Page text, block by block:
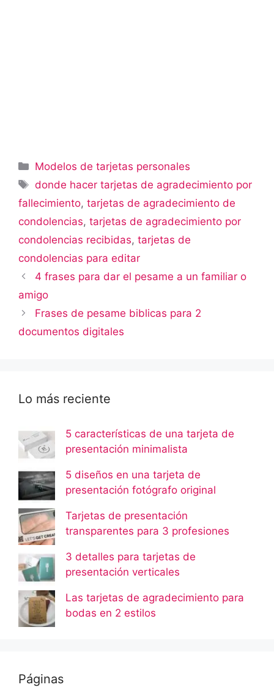
Categorías
Modelos de tarjetas personales
Etiquetas
donde hacer tarjetas de agradecimiento por
fallecimiento, tarjetas de agradecimiento de
condolencias, tarjetas de agradecimiento por
condolencias recibidas, tarjetas de
condolencias para editar
4 frases para dar el pesame a un familiar o
amigo
Frases de pesame biblicas para 2
documentos digitales
Lo más reciente
5 características de una tarjeta de
presentación minimalista
5 diseños en una tarjeta de
presentación fotógrafo original
Tarjetas de presentación
transparentes para 3 profesiones
3 detalles para tarjetas de
presentación verticales
Las tarjetas de agradecimiento para
bodas en 2 estilos
Páginas